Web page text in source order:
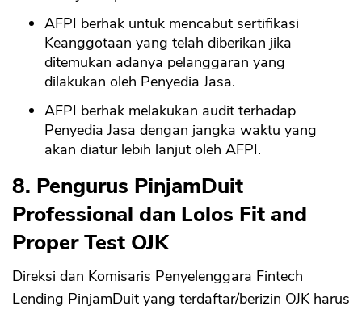
AFPI berhak untuk mencabut sertifikasi
Keanggotaan yang telah diberikan jika
ditemukan adanya pelanggaran yang
dilakukan oleh Penyedia Jasa.
AFPI berhak melakukan audit terhadap
Penyedia Jasa dengan jangka waktu yang
akan diatur lebih lanjut oleh AFPI.
8. Pengurus PinjamDuit
Professional dan Lolos Fit and
Proper Test OJK
Direksi dan Komisaris Penyelenggara Fintech
Lending PinjamDuit yang terdaftar/berizin OJK harus